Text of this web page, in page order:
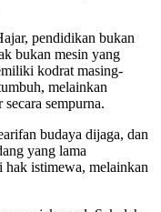
pendidikan bukan
bukan mesin yang
kodrat masing-
melainkan
sempurna.
budaya dijaga, dan
yang lama
istimewa, melainkan